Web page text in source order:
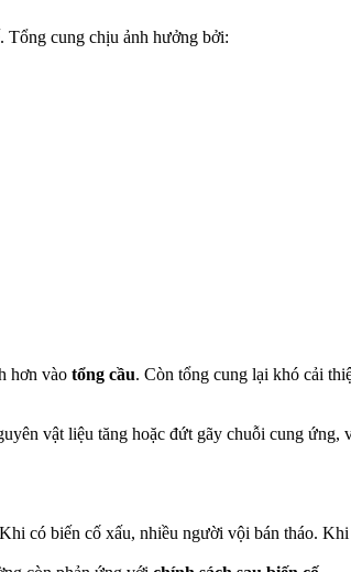
Tổng cung chịu ảnh hưởng bởi:
hơn vào tổng cầu. Còn tổng cung lại khó cải
vật liệu tăng hoặc đứt gãy chuỗi cung
có biến cố xấu, nhiều người vội bán tháo.